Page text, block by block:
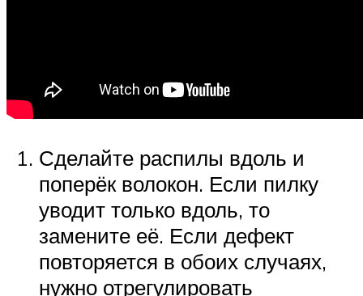
Сделайте распилы вдоль и
поперёк волокон. Если пилку
уводит только вдоль, то
замените её. Если дефект
повторяется в обоих случаях,
нужно отрегулировать